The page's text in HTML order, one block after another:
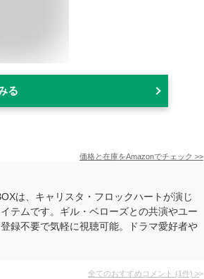
る
価格と在庫をAmazonでチェック >>
は、キャリスタ・フロックハートが演じ
テムです。ギル・ベローズとの共演やユー
録不要で気軽に視聴可能。ドラマ愛好者や
全てのおすすめコメント (1件) >